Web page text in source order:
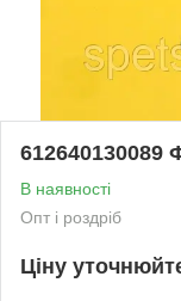
612640130089
В наявності
Опт і роздріб
Ціну